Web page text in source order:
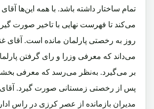
تمام ساختار داشته باشد. با همه این‌ها
روز به رخصتی پارلمان مانده است. آقای
می‌داند که معرفی وزرا و رای گرفتن
بر می‌گیرد. به‌نظر می‌رسد که معرفی بخشی
پس از رخصتی زمستانی صورت گیرد.
مدیران بازمانده از عصر کرزی در راس